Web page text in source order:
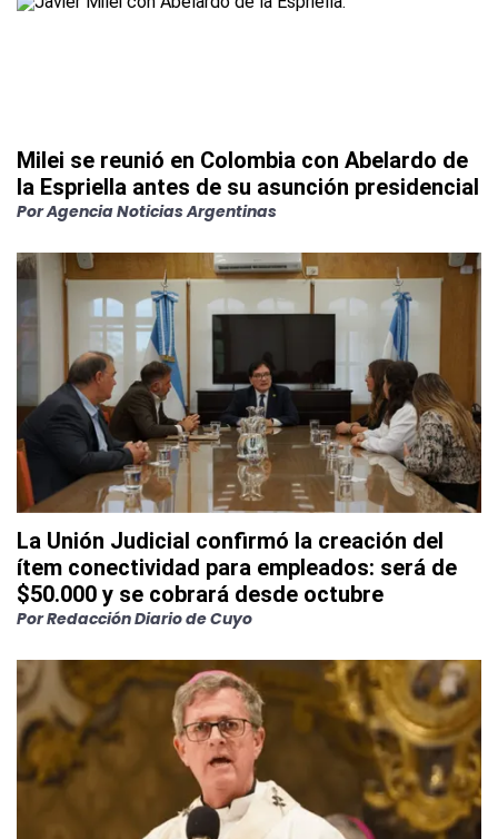
Milei se reunió en Colombia con Abelardo de
la Espriella antes de su asunción presidencial
PorAgencia Noticias Argentinas
La Unión Judicial confirmó la creación del
ítem conectividad para empleados: será de
$50.000 y se cobrará desde octubre
PorRedacción Diario de Cuyo